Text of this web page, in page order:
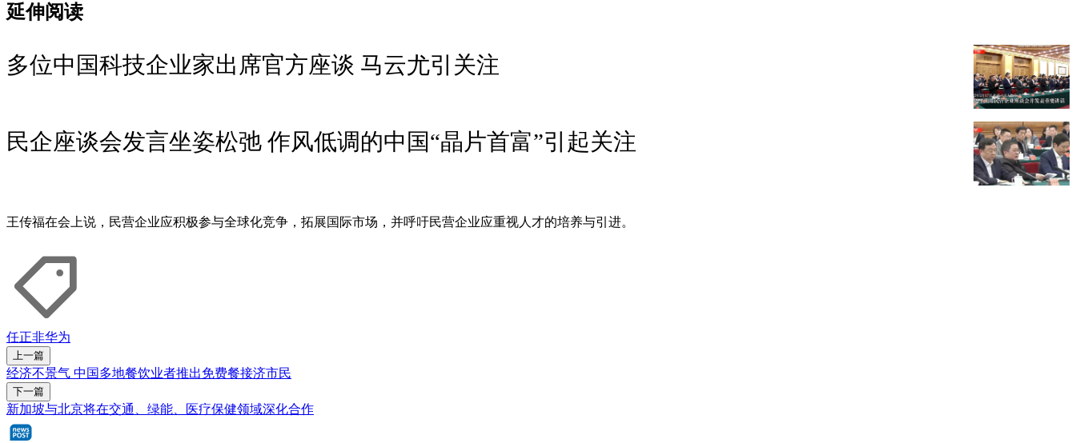
延伸阅读
多位中国科技企业家出席官方座谈 马云尤引关注
民企座谈会发言坐姿松弛 作风低调的中国“晶片首富”引起关注
王传福在会上说，民营企业应积极参与全球化竞争，拓展国际市场，并呼吁民营企业应重视人才的培养与引进。
任正非华为
上一篇
经济不景气 中国多地餐饮业者推出免费餐接济市民
下一篇
新加坡与北京将在交通、绿能、医疗保健领域深化合作